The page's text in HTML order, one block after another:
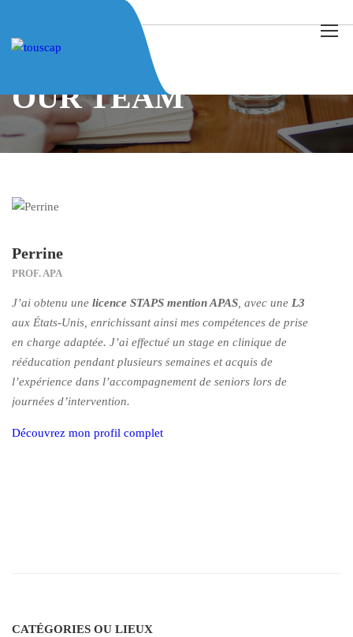
Perrine
OUR TEAM
Perrine
PROF. APA
J’ai obtenu une licence STAPS mention APAS , avec une L3
aux États-Unis, enrichissant ainsi mes compétences de prise
en charge adaptée. J’ai effectué un stage en clinique de
rééducation pendant plusieurs semaines et acquis de
l’expérience dans l’accompagnement de seniors lors de
journées d’intervention.
Découvrez mon profil complet
CATÉGORIES OU LIEUX